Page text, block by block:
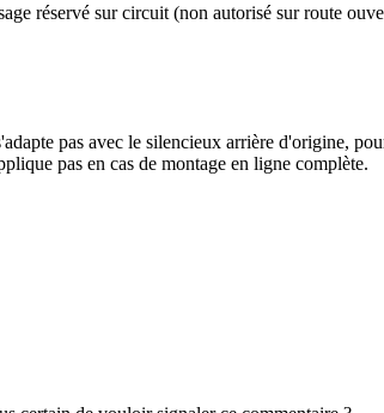
réservé sur circuit (non autorisé sur route
pas avec le silencieux arrière d'origine,
pas en cas de montage en ligne complète.